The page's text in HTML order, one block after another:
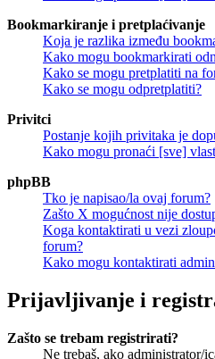
Bookmarkiranje i pretplaćivanje
Koja je razlika između
Kako mogu bookmarkirati
Kako se mogu pretplatiti na
Kako se mogu odpretplatiti?
Privitci
Postanje kojih privitaka je
Kako mogu pronaći [sve]
phpBB
Tko je napisao/la ovaj forum?
Zašto X mogućnost nije
Koga kontaktirati u vezi
forum?
Kako mogu kontaktirati
Prijavljivanje i
Zašto se trebam registrirati?
Ne trebaš, ako administrator/